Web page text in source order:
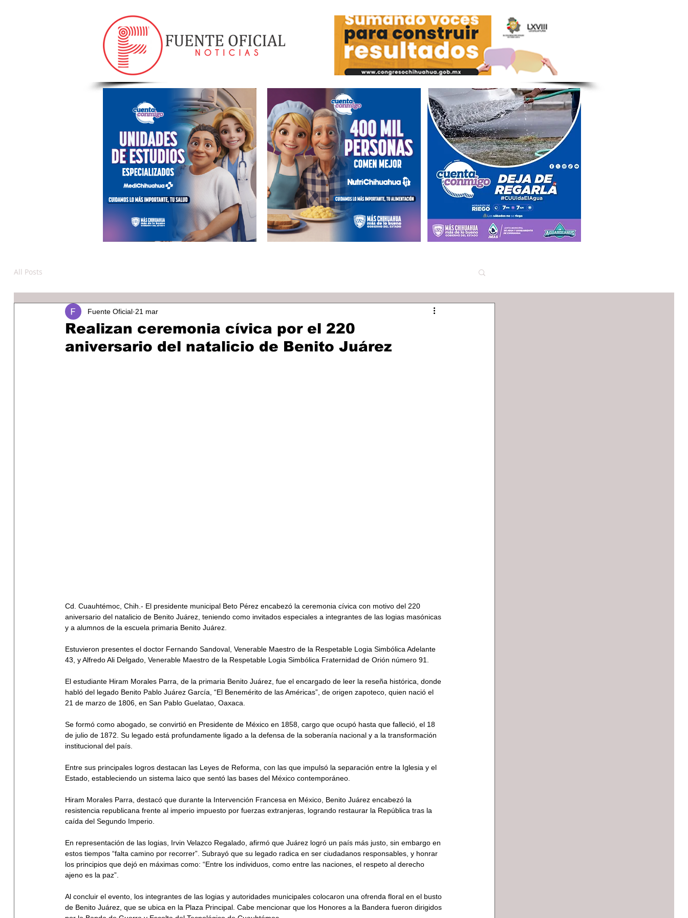
All Posts
Realizan ceremonia cívica por el 220
aniversario del natalicio de Benito Juárez
Fuente Oficial 21 mar
Cd. Cuauhtémoc, Chih.- El presidente municipal Beto Pérez encabezó la ceremonia cívica con motivo del 220
aniversario del natalicio de Benito Juárez, teniendo como invitados especiales a integrantes de las logias masónicas
y a alumnos de la escuela primaria Benito Juárez.
Estuvieron presentes el doctor Fernando Sandoval, Venerable Maestro de la Respetable Logia Simbólica Adelante
43, y Alfredo Ali Delgado, Venerable Maestro de la Respetable Logia Simbólica Fraternidad de Orión número 91.
El estudiante Hiram Morales Parra, de la primaria Benito Juárez, fue el encargado de leer la reseña histórica, donde
habló del legado Benito Pablo Juárez García, “El Benemérito de las Américas”, de origen zapoteco, quien nació el
21 de marzo de 1806, en San Pablo Guelatao, Oaxaca.
Se formó como abogado, se convirtió en Presidente de México en 1858, cargo que ocupó hasta que falleció, el 18
de julio de 1872. Su legado está profundamente ligado a la defensa de la soberanía nacional y a la transformación
institucional del país.
Entre sus principales logros destacan las Leyes de Reforma, con las que impulsó la separación entre la Iglesia y el
Estado, estableciendo un sistema laico que sentó las bases del México contemporáneo.
Hiram Morales Parra, destacó que durante la Intervención Francesa en México, Benito Juárez encabezó la
resistencia republicana frente al imperio impuesto por fuerzas extranjeras, logrando restaurar la República tras la
caída del Segundo Imperio.
En representación de las logias, Irvin Velazco Regalado, afirmó que Juárez logró un país más justo, sin embargo en
estos tiempos “falta camino por recorrer”. Subrayó que su legado radica en ser ciudadanos responsables, y honrar
los principios que dejó en máximas como: “Entre los individuos, como entre las naciones, el respeto al derecho
ajeno es la paz”.
Al concluir el evento, los integrantes de las logias y autoridades municipales colocaron una ofrenda floral en el busto
de Benito Juárez, que se ubica en la Plaza Principal. Cabe mencionar que los Honores a la Bandera fueron dirigidos